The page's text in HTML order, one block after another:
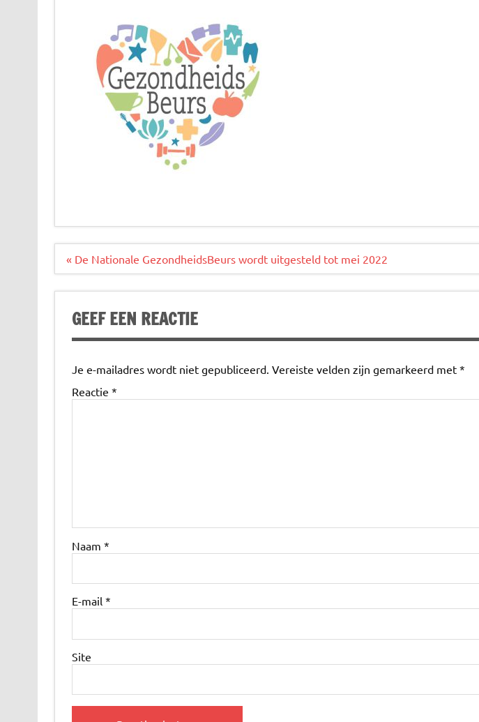
Bericht
« De Nationale GezondheidsBeurs wordt uitgesteld tot mei 2022
GEEF EEN REACTIE
Je e-mailadres wordt niet gepubliceerd. Vereiste velden zijn gemarkeerd met *
Reactie *
Naam *
E-mail *
Site